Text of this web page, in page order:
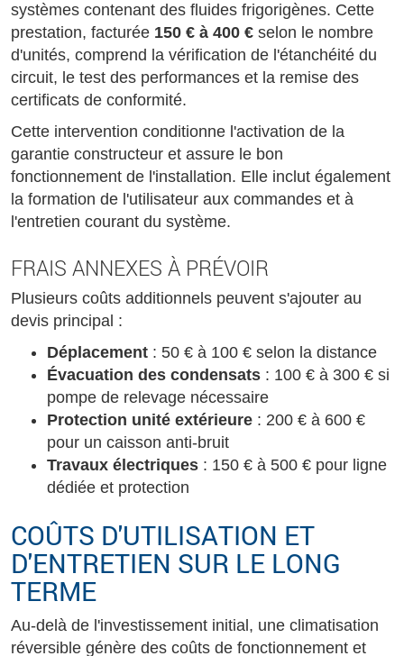
systèmes contenant des fluides frigorigènes. Cette
prestation, facturée 150 € à 400 € selon le nombre
d'unités, comprend la vérification de l'étanchéité du
circuit, le test des performances et la remise des
certificats de conformité.
Cette intervention conditionne l'activation de la
garantie constructeur et assure le bon
fonctionnement de l'installation. Elle inclut également
la formation de l'utilisateur aux commandes et à
l'entretien courant du système.
FRAIS ANNEXES À PRÉVOIR
Plusieurs coûts additionnels peuvent s'ajouter au
devis principal :
Déplacement : 50 € à 100 € selon la distance
Évacuation des condensats : 100 € à 300 € si
pompe de relevage nécessaire
Protection unité extérieure : 200 € à 600 €
pour un caisson anti-bruit
Travaux électriques : 150 € à 500 € pour ligne
dédiée et protection
COÛTS D'UTILISATION ET
D'ENTRETIEN SUR LE LONG
TERME
Au-delà de l'investissement initial, une climatisation
réversible génère des coûts de fonctionnement et